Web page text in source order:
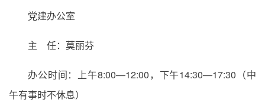
党建办公室
主 任：莫丽芬
办公时间：上午8:00—12:00，下午14:30—17:30（中
午有事时不休息）